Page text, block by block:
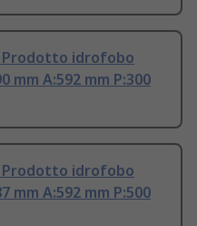
Prodotto idrofobo
mm A:592 mm P:300
Prodotto idrofobo
mm A:592 mm P:500